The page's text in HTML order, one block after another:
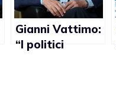
Gianni Vattimo:
“I politici